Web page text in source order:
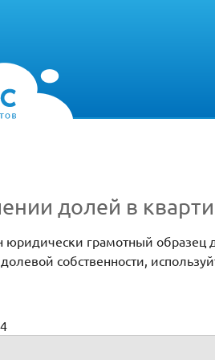
долей в
юридически грамотный
собственности,